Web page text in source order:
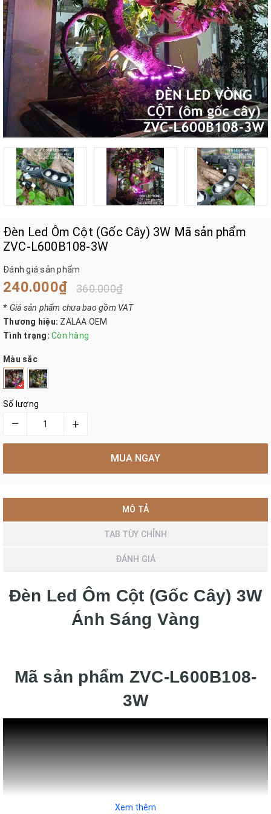
Đèn Led Ôm Cột (Gốc Cây) 3W Mã sản phẩm
ZVC-L600B108-3W
Đánh giá sản phẩm
240.000₫ 360.000₫
* Giá sản phẩm chưa bao gồm VAT
Thương hiệu: ZALAA OEM
Tình trạng: Còn hàng
Màu sắc
Số lượng
– +
MUA NGAY
MÔ TẢ
TAB TÙY CHỈNH
ĐÁNH GIÁ
Đèn Led Ôm Cột (Gốc Cây) 3W
Ánh Sáng Vàng
Mã sản phẩm ZVC-L600B108-
3W
Xem thêm